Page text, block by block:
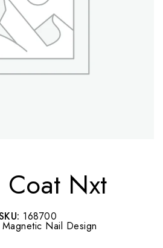
Coat Nxt
168700
Magnetic Nail Design